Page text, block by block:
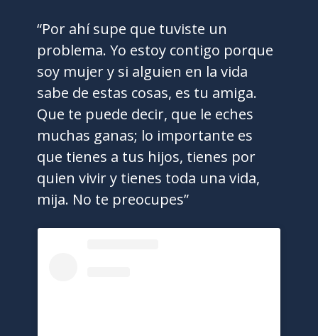
“Por ahí supe que tuviste un
problema. Yo estoy contigo porque
soy mujer y si alguien en la vida
sabe de estas cosas, es tu amiga.
Que te puede decir, que le eches
muchas ganas; lo importante es
que tienes a tus hijos, tienes por
quien vivir y tienes toda una vida,
mija. No te preocupes”